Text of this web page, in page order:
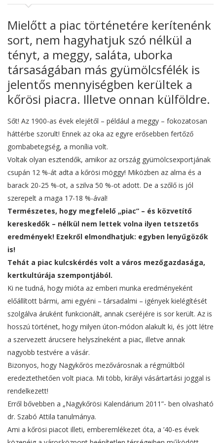
Mielőtt a piac történetére kerítenénk
sort, nem hagyhatjuk szó nélkül a
tényt, a meggy, saláta, uborka
társaságában más gyümölcsfélék is
jelentős mennyiségben kerültek a
kőrösi piacra. Illetve onnan külföldre.
Sőt! Az 1900-as évek elejétől – például a meggy – fokozatosan
háttérbe szorult! Ennek az oka az egyre erősebben fertőző
gombabetegség, a monília volt.
Voltak olyan esztendők, amikor az ország gyümölcsexportjának
csupán 12 %-át adta a kőrösi möggy! Miközben az alma és a
barack 20-25 %-ot, a szilva 50 %-ot adott. De a szőlő is jól
szerepelt a maga 17-18 %-ával!
Természetes, hogy megfelelő „piac” – és közvetítő
kereskedők – nélkül nem lettek volna ilyen tetszetős
eredmények! Ezekről elmondhatjuk: egyben lenyűgözők
is!
Tehát a piac kulcskérdés volt a város mezőgazdasága,
kertkultúrája szempontjából.
Ki ne tudná, hogy mióta az emberi munka eredményeként
előállított bármi, ami egyéni – társadalmi – igények kielégítését
szolgálva áruként funkcionált, annak cseréjére is sor került. Az is
hosszú történet, hogy milyen úton-módon alakult ki, és jött létre
a szervezett árucsere helyszíneként a piac, illetve annak
nagyobb testvére a vásár.
Bizonyos, hogy Nagykőrös mezővárosnak a régmúltból
eredeztethetően volt piaca. Mi több, királyi vásártartási joggal is
rendelkezett!
Erről bővebben a „Nagykőrösi Kalendárium 2011”- ben olvasható
dr. Szabó Attila tanulmánya.
Ami a kőrösi piacot illeti, emberemlékezet óta, a ’40-es évek